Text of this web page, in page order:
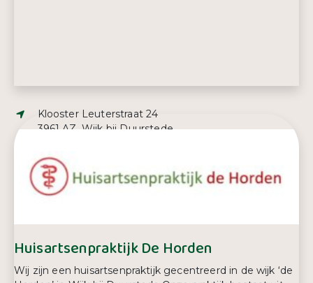
Adres:
Klooster Leuterstraat 24
3961 AZ, Wijk bij Duurstede
E-mailadres:
info@fysioweustink.nl
Telefoonnummer:
0343 57 18 57
Huisartsenpraktijk De Horden
Wij zijn een huisartsenpraktijk gecentreerd in de wijk ‘de